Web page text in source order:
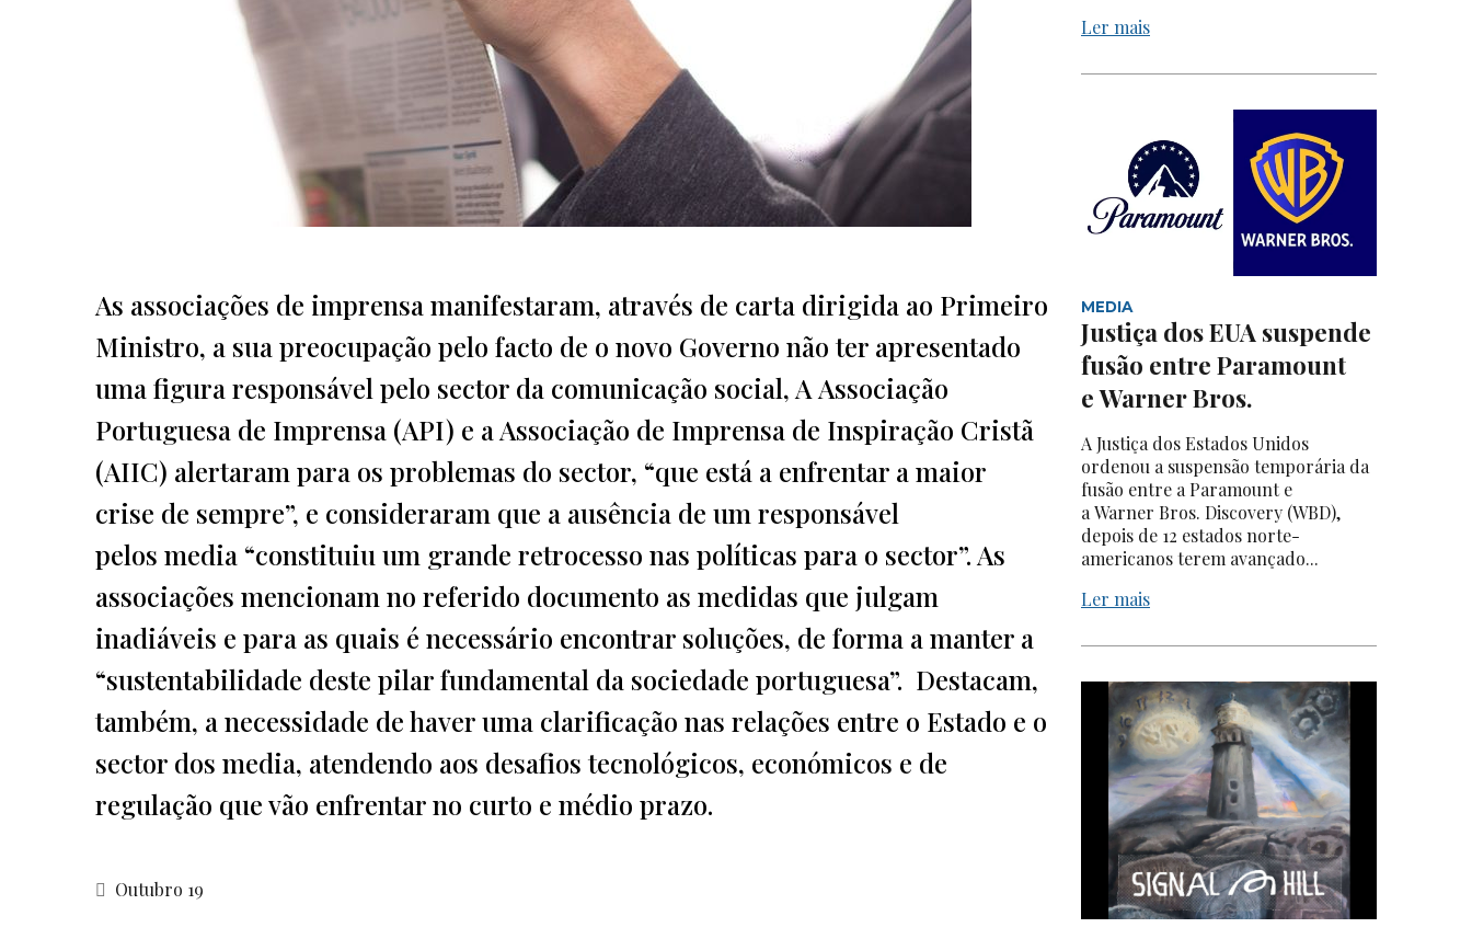
As associações de imprensa manifestaram, através de carta dirigida ao Primeiro
Ministro, a sua preocupação pelo facto de o novo Governo não ter apresentado
uma figura responsável pelo sector da comunicação social, A Associação
Portuguesa de Imprensa (API) e a Associação de Imprensa de Inspiração Cristã
(AIIC) alertaram para os problemas do sector, “que está a enfrentar a maior
crise de sempre”, e consideraram que a ausência de um responsável
pelos media “constituiu um grande retrocesso nas políticas para o sector”. As
associações mencionam no referido documento as medidas que julgam
inadiáveis e para as quais é necessário encontrar soluções, de forma a manter a
“sustentabilidade deste pilar fundamental da sociedade portuguesa”. Destacam,
também, a necessidade de haver uma clarificação nas relações entre o Estado e o
sector dos media, atendendo aos desafios tecnológicos, económicos e de
regulação que vão enfrentar no curto e médio prazo.
Outubro 19
Ler mais
MEDIA
Justiça dos EUA suspende
fusão entre Paramount
e Warner Bros.
A Justiça dos Estados Unidos
ordenou a suspensão temporária da
fusão entre a Paramount e
a Warner Bros. Discovery (WBD),
depois de 12 estados norte-
americanos terem avançado...
Ler mais